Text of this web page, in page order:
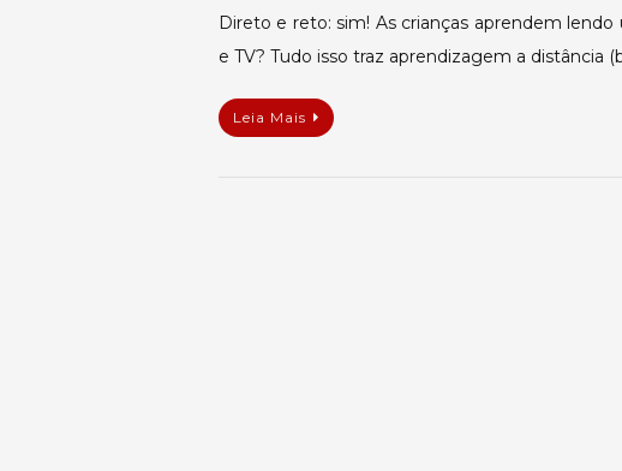
Direto e reto: sim! As crianças aprendem
e TV? Tudo isso traz aprendizagem a distância
Leia Mais